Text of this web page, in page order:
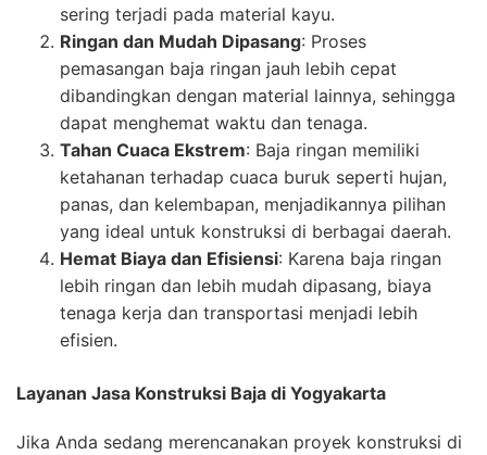
sering terjadi pada material kayu.
Ringan dan Mudah Dipasang: Proses
pemasangan baja ringan jauh lebih cepat
dibandingkan dengan material lainnya, sehingga
dapat menghemat waktu dan tenaga.
Tahan Cuaca Ekstrem: Baja ringan memiliki
ketahanan terhadap cuaca buruk seperti hujan,
panas, dan kelembapan, menjadikannya pilihan
yang ideal untuk konstruksi di berbagai daerah.
Hemat Biaya dan Efisiensi: Karena baja ringan
lebih ringan dan lebih mudah dipasang, biaya
tenaga kerja dan transportasi menjadi lebih
efisien.
Layanan Jasa Konstruksi Baja di Yogyakarta
Jika Anda sedang merencanakan proyek konstruksi di